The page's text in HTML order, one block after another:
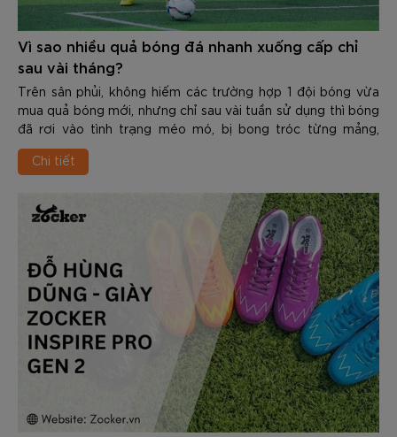
Vì sao nhiều quả bóng đá nhanh xuống cấp chỉ
sau vài tháng?
Trên sân phủi, không hiếm các trường hợp 1 đội bóng vừa
mua quả bóng mới, nhưng chỉ sau vài tuần sử dụng thì bóng
đã rơi vào tình trạng méo mó, bị bong tróc từng mảng,
thấm nước nặng nề hoặc là không còn giữ được hơi. Điều
này không chỉ gây ra tình trạng lãng phí mà còn làm giảm
từng pha bóng.
Vậy vì sao nhiều quả bóng đá nhanh xuống cấp chỉ sau vài
tháng? Và làm thế nào để chọn được 1 quả bóng đủ “trâu”
để đáp ứng & vượt qua được những thử thách khắc nghiệt
trên sân cỏ. Trong nội dung dưới đây các bạn hãy cùng
Zocker tìm hiểu chi tiết nhé.
Chi tiết